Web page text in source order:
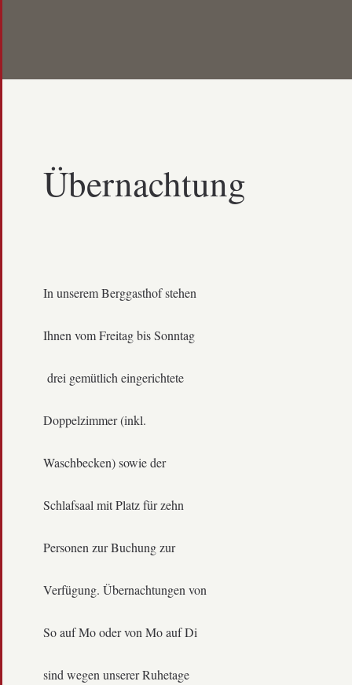
Übernachtung
In unserem Berggasthof stehen
Ihnen vom Freitag bis Sonntag
drei gemütlich eingerichtete
Doppelzimmer (inkl.
Waschbecken) sowie der
Schlafsaal mit Platz für zehn
Personen zur Buchung zur
Verfügung. Übernachtungen von
So auf Mo oder von Mo auf Di
sind wegen unserer Ruhetage